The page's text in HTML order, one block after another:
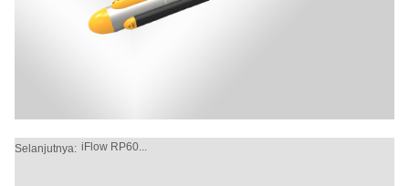
Selanjutnya: iFlow RP60...